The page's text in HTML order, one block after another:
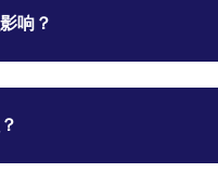
响？